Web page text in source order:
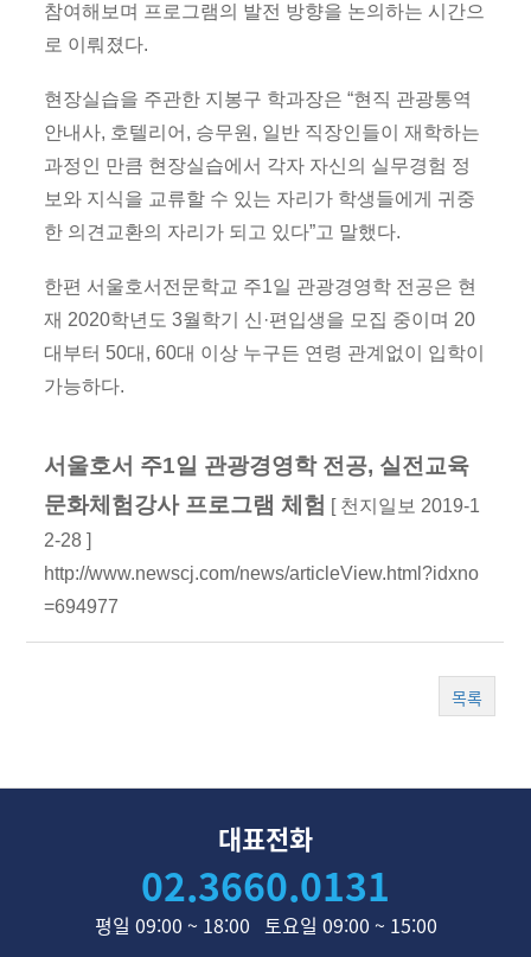
참여해보며 프로그램의 발전 방향을 논의하는 시간으
로 이뤄졌다.
현장실습을 주관한 지봉구 학과장은 “현직 관광통역
안내사, 호텔리어, 승무원, 일반 직장인들이 재학하는
과정인 만큼 현장실습에서 각자 자신의 실무경험 정
보와 지식을 교류할 수 있는 자리가 학생들에게 귀중
한 의견교환의 자리가 되고 있다”고 말했다.
한편 서울호서전문학교 주1일 관광경영학 전공은 현
재 2020학년도 3월학기 신·편입생을 모집 중이며 20
대부터 50대, 60대 이상 누구든 연령 관계없이 입학이
가능하다.
서울호서 주1일 관광경영학 전공, 실전교육
문화체험강사 프로그램 체험
[ 천지일보 2019-1
2-28 ]
http://www.newscj.com/news/articleView.html?idxno
=694977
목록
대표전화
02.3660.0131
평일 09:00 ~ 18:00 토요일 09:00 ~ 15:00